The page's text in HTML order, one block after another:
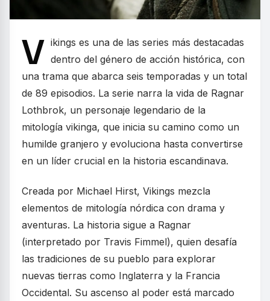
V ikings es una de las series más destacadas
dentro del género de acción histórica, con
una trama que abarca seis temporadas y un total
de 89 episodios. La serie narra la vida de Ragnar
Lothbrok, un personaje legendario de la
mitología vikinga, que inicia su camino como un
humilde granjero y evoluciona hasta convertirse
en un líder crucial en la historia escandinava.
Creada por Michael Hirst, Vikings mezcla
elementos de mitología nórdica con drama y
aventuras. La historia sigue a Ragnar
(interpretado por Travis Fimmel), quien desafía
las tradiciones de su pueblo para explorar
nuevas tierras como Inglaterra y la Francia
Occidental. Su ascenso al poder está marcado